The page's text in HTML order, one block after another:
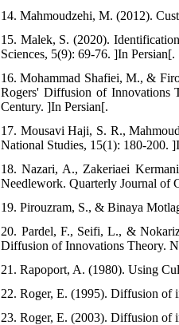
14. Mahmoudzehi, M. (2012).
15. Malek, S. (2020).
Sciences, 5(9): 69-76. ]In Persian[.
16. Mohammad Shafiei, M., &
Rogers' Diffusion of Innovations
Century. ]In Persian[.
17. Mousavi Haji, S. R.,
National Studies, 15(1): 180-200.
18. Nazari, A., Zakeriaei
Needlework. Quarterly Journal of
19. Pirouzram, S., & Binaya
20. Pardel, F., Seifi, L., &
Diffusion of Innovations Theory.
21. Rapoport, A. (1980). Using
22. Roger, E. (1995). Diffusion of
23. Roger, E. (2003). Diffusion of